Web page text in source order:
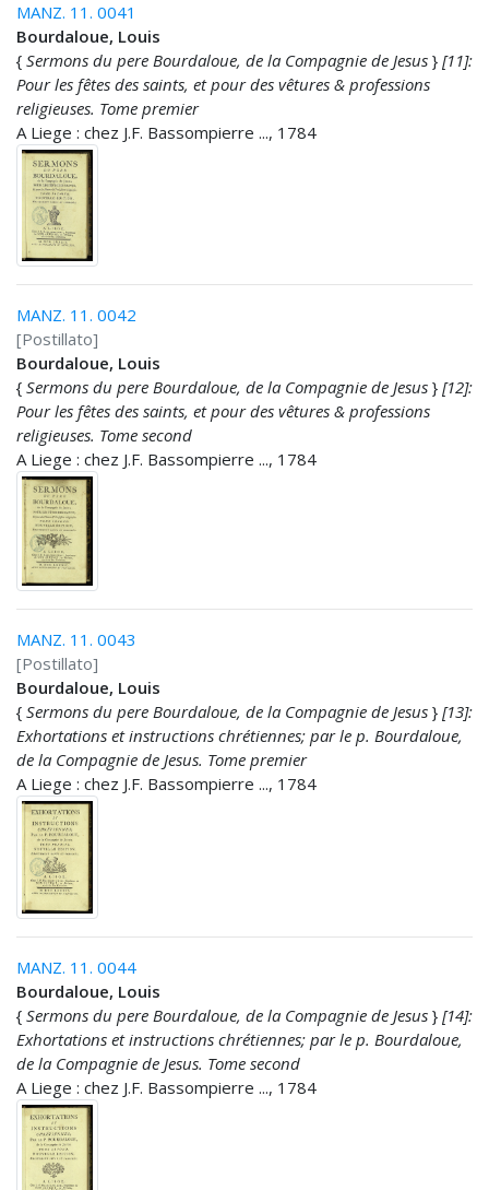
MANZ. 11. 0041
Bourdaloue, Louis
{ Sermons du pere Bourdaloue, de la Compagnie de Jesus } [11]:
Pour les fêtes des saints, et pour des vêtures & professions
religieuses. Tome premier
A Liege : chez J.F. Bassompierre ..., 1784
MANZ. 11. 0042
[Postillato]
Bourdaloue, Louis
{ Sermons du pere Bourdaloue, de la Compagnie de Jesus } [12]:
Pour les fêtes des saints, et pour des vêtures & professions
religieuses. Tome second
A Liege : chez J.F. Bassompierre ..., 1784
MANZ. 11. 0043
[Postillato]
Bourdaloue, Louis
{ Sermons du pere Bourdaloue, de la Compagnie de Jesus } [13]:
Exhortations et instructions chrétiennes; par le p. Bourdaloue,
de la Compagnie de Jesus. Tome premier
A Liege : chez J.F. Bassompierre ..., 1784
MANZ. 11. 0044
Bourdaloue, Louis
{ Sermons du pere Bourdaloue, de la Compagnie de Jesus } [14]:
Exhortations et instructions chrétiennes; par le p. Bourdaloue,
de la Compagnie de Jesus. Tome second
A Liege : chez J.F. Bassompierre ..., 1784